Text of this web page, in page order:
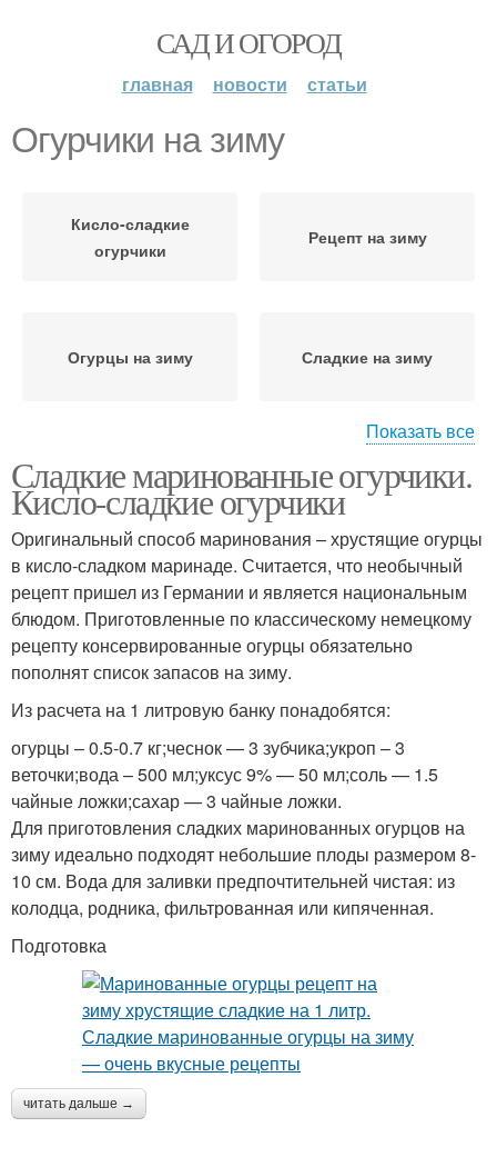
САД И ОГОРОД
главная новости статьи
Огурчики на зиму
Кисло-сладкие
огурчики
Рецепт на зиму
Огурцы на зиму Сладкие на зиму
Огурцов на зиму Морковь на зиму
Банка на зиму Кусочки на зиму
Показать все
Сладкие маринованные огурчики.
Кисло-сладкие огурчики
Оригинальный способ маринования – хрустящие огурцы
в кисло-сладком маринаде. Считается, что необычный
рецепт пришел из Германии и является национальным
блюдом. Приготовленные по классическому немецкому
рецепту консервированные огурцы обязательно
пополнят список запасов на зиму.
Из расчета на 1 литровую банку понадобятся:
огурцы – 0.5-0.7 кг;чеснок — 3 зубчика;укроп – 3
веточки;вода – 500 мл;уксус 9% — 50 мл;соль — 1.5
чайные ложки;сахар — 3 чайные ложки.
Для приготовления сладких маринованных огурцов на
зиму идеально подходят небольшие плоды размером 8-
10 см. Вода для заливки предпочтительней чистая: из
колодца, родника, фильтрованная или кипяченная.
Подготовка
читать дальше →